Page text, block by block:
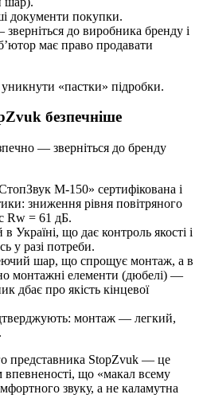
документи покупки.
до виробника бренду і
має право продавати
«пастки» підробки.
безпечніше
— зверніться до бренду
М-150» сертифікована і
зниження рівня повітряного
Rw = 61 дБ.
Україні, що дає контроль якості і
у разі потреби.
шар, що спрощує монтаж, а в
монтажні елементи (дюбелі) —
дбає про якість кінцевої
монтаж — легкий,
представника StopZvuk — це
що «макал всему
звуку, а не каламутна